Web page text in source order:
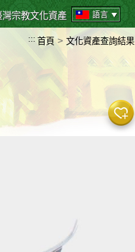
灣宗教文化資產 語言
::: 首頁 > 文化資產查詢結果